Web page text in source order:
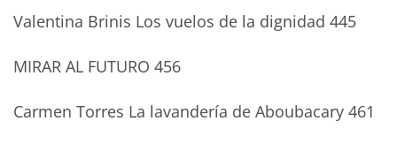
Valentina Brinis Los vuelos de la dignidad 445
MIRAR AL FUTURO 456
Carmen Torres La lavandería de Aboubacary 461